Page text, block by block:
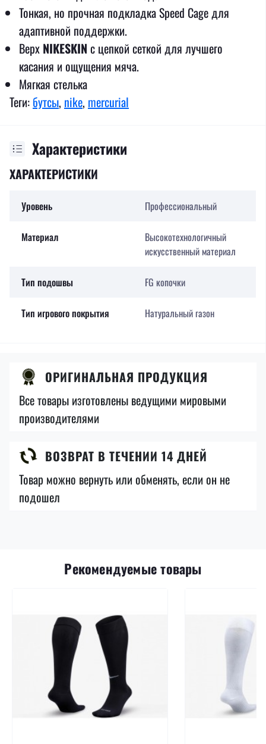
Тонкая, но прочная подкладка Speed ​​Cage для
адаптивной поддержки.
Верх NIKESKIN с цепкой сеткой для лучшего
касания и ощущения мяча.
Мягкая стелька
Теги: бутсы, nike, mercurial
Характеристики
ХАРАКТЕРИСТИКИ
Уровень Профессиональный
Материал
Высокотехнологичный
искусственный материал
Тип подошвы FG копочки
Тип игрового покрытия Натуральный газон
ОРИГИНАЛЬНАЯ ПРОДУКЦИЯ
Все товары изготовлены ведущими мировыми
производителями
ВОЗВРАТ В ТЕЧЕНИИ 14 ДНЕЙ
Товар можно вернуть или обменять, если он не
подошел
Рекомендуемые товары